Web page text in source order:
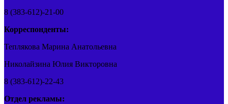
8 (383-612)-21-00
Корреспонденты:
Теплякова Марина Анатольевна
Николайзина Юлия Викторовна
8 (383-612)-22-43
Отдел рекламы: